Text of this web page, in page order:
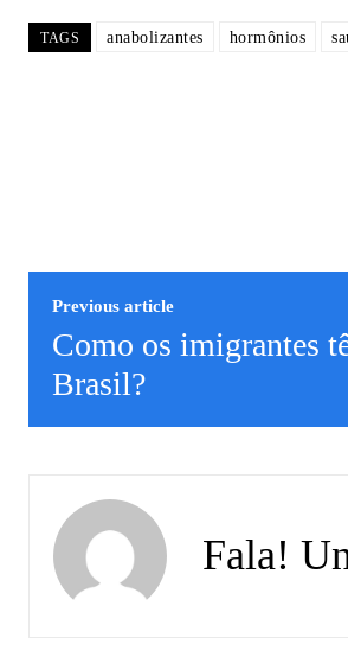
TAGS anabolizantes hormônios
Previous article
Como os imigrantes
Brasil?
Fala!